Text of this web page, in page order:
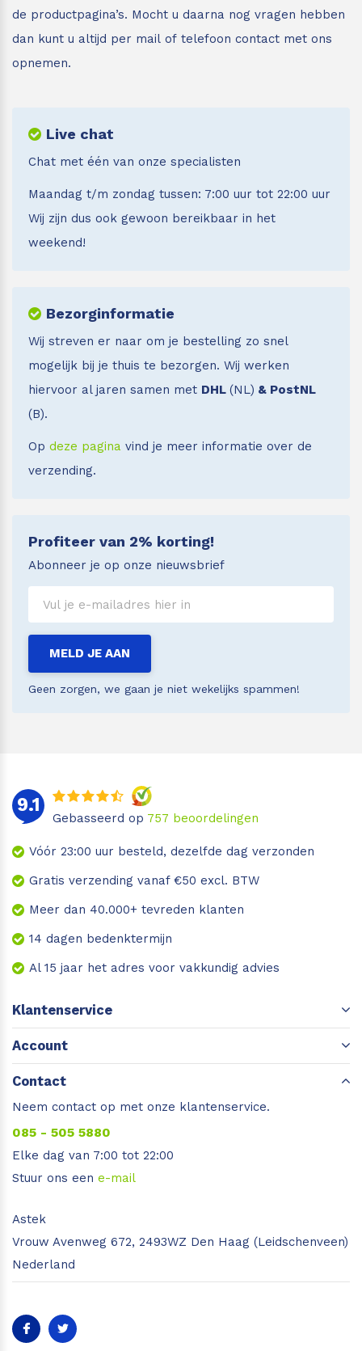
de productpagina’s. Mocht u daarna nog vragen hebben
dan kunt u altijd per mail of telefoon contact met ons
opnemen.
Live chat
Chat met één van onze specialisten
Maandag t/m zondag tussen: 7:00 uur tot 22:00 uur
Wij zijn dus ook gewoon bereikbaar in het
weekend!
Bezorginformatie
Wij streven er naar om je bestelling zo snel
mogelijk bij je thuis te bezorgen. Wij werken
hiervoor al jaren samen met DHL (NL) & PostNL
(B).
Op deze pagina vind je meer informatie over de
verzending.
Profiteer van 2% korting!
Abonneer je op onze nieuwsbrief
Geen zorgen, we gaan je niet wekelijks spammen!
MELD JE AAN
9.1
Gebasseerd op 757 beoordelingen
Vóór 23:00 uur besteld, dezelfde dag verzonden
Gratis verzending vanaf €50 excl. BTW
Meer dan 40.000+ tevreden klanten
14 dagen bedenktermijn
Al 15 jaar het adres voor vakkundig advies
Klantenservice
Account
Contact
Neem contact op met onze klantenservice.
085 - 505 5880
Elke dag van 7:00 tot 22:00
Stuur ons een e-mail
Astek
Vrouw Avenweg 672, 2493WZ Den Haag (Leidschenveen)
Nederland